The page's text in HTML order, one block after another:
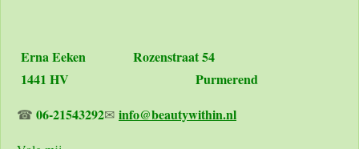
Erna Eeken Rozenstraat 54
1441 HV Purmerend
☎ 06-21543292✉ info@beautywithin.nl